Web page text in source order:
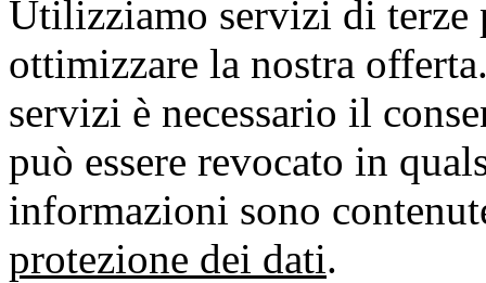
Utilizziamo servizi di terze
ottimizzare la nostra
servizi è necessario il
può essere revocato in
informazioni sono
protezione dei dati.